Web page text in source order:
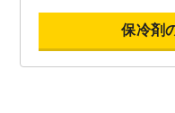
保冷剤